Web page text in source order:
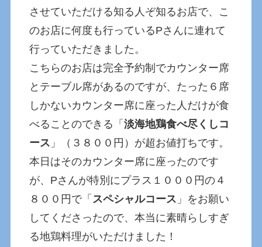
させていただける知る人ぞ知るお店で、こ
のお店に何度も行っているPさんに連れて
行っていただきました。
こちらのお店は完全予約制でカウンター席
とテーブル席があるのですが、たった６席
しかないカウンター席に座った人だけが食
べることのできる「淡海地鶏食べ尽くしコ
ース 」（３８００円）が超お値打ちです。
本日はそのカウンター席に座ったのです
が、Pさんが特別にプラス１０００円の４
８００円で「 スペシャルコース 」をお願い
してくださったので、本当に素晴らしすぎ
る地鶏料理がいただけました！